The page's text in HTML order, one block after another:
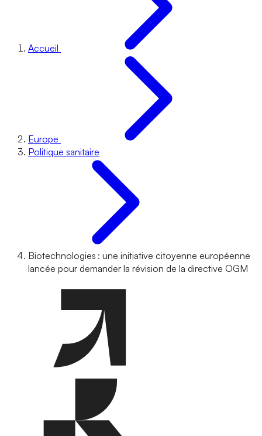
Accueil
Europe
Politique sanitaire
Biotechnologies : une initiative citoyenne européenne
lancée pour demander la révision de la directive OGM